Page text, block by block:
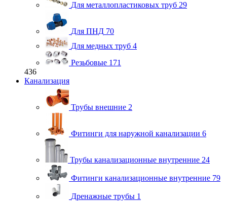
Для металлопластиковых труб 29
Для ПНД 70
Для медных труб 4
Резьбовые 171
436
Канализация
Трубы внешние 2
Фитинги для наружной канализации 6
Трубы канализационные внутренние 24
Фитинги канализационные внутренние 79
Дренажные трубы 1